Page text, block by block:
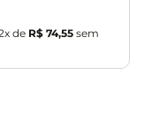
x de R$ 74,55 sem